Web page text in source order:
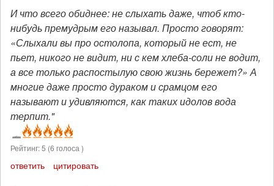
И что всего обиднее: не слыхать даже, чтоб кто-
нибудь премудрым его называл. Просто говорят:
«Слыхали вы про остолопа, который не ест, не
пьет, никого не видит, ни с кем хлеба-соли не водит,
а все только распостылую свою жизнь бережет?» А
многие даже просто дураком и срамцом его
называют и удивляются, как таких идолов вода
терпит."
Рейтинг:5 (6 голоса )
ответить цитировать